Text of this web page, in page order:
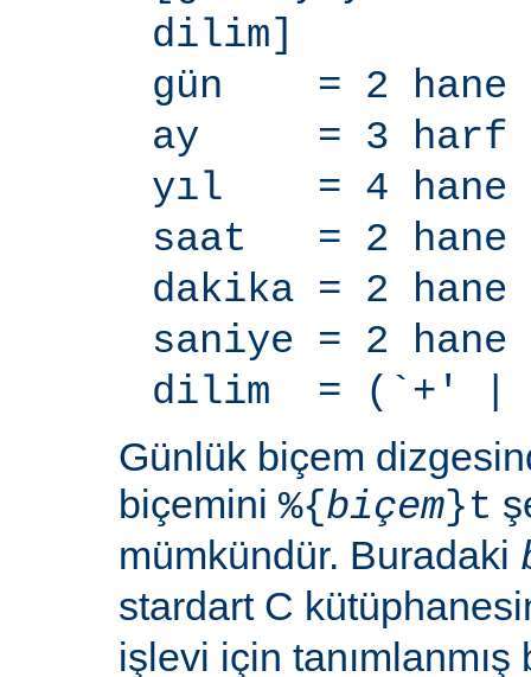
dilim]
gün = 2 hane
ay = 3 harf
yıl = 4 hane
saat = 2 hane
dakika = 2 hane
saniye = 2 hane
dilim = (`+' |
Günlük biçem
biçemini %{ biçem }t
mümkündür. Buradaki
stardart C
işlevi için